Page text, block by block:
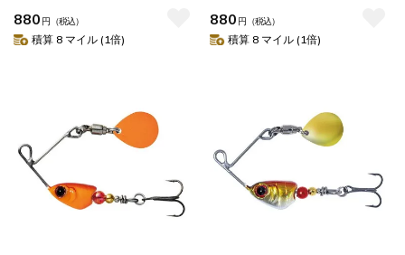
880 円 （税込）
積算 8 マイル (1倍)
880 円 （税込）
積算 8 マイル (1倍)